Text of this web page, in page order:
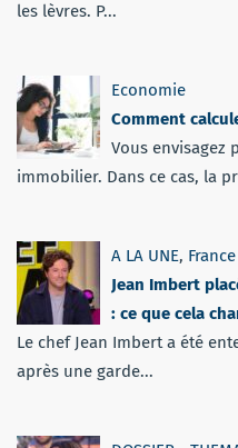
les lèvres. P...
Economie
Comment
Vous envisagez
immobilier. Dans ce cas, la
A LA UNE, France
Jean Imbert
: ce que cela
Le chef Jean Imbert a été
après une garde...